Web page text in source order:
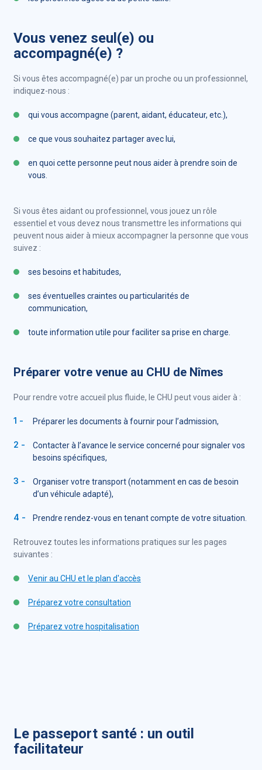
Vous venez seul(e) ou
accompagné(e) ?
Si vous êtes accompagné(e) par un proche ou un professionnel,
indiquez-nous :
qui vous accompagne (parent, aidant, éducateur, etc.),
ce que vous souhaitez partager avec lui,
en quoi cette personne peut nous aider à prendre soin de
vous.
Si vous êtes aidant ou professionnel, vous jouez un rôle
essentiel et vous devez nous transmettre les informations qui
peuvent nous aider à mieux accompagner la personne que vous
suivez :
ses besoins et habitudes,
ses éventuelles craintes ou particularités de
communication,
toute information utile pour faciliter sa prise en charge.
Préparer votre venue au CHU de Nîmes
Pour rendre votre accueil plus fluide, le CHU peut vous aider à :
Préparer les documents à fournir pour l’admission,
Contacter à l’avance le service concerné pour signaler vos
besoins spécifiques,
Organiser votre transport (notamment en cas de besoin
d’un véhicule adapté),
Prendre rendez-vous en tenant compte de votre situation.
Retrouvez toutes les informations pratiques sur les pages
suivantes :
Venir au CHU et le plan d'accès
Préparez votre consultation
Préparez votre hospitalisation
Le passeport santé : un outil
facilitateur